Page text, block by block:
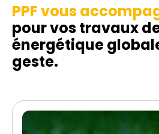
PPF vous
pour vos travaux
énergétique
geste.